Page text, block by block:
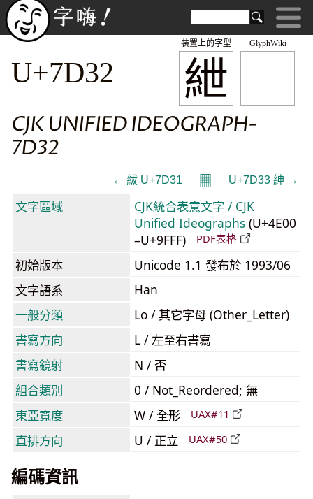
GlyphWiki
紲
裝置上的字型
U+7D32
CJK UNIFIED IDEOGRAPH-
7D32
← 紱 U+7D31 𝄜 U+7D33 紳 →
文字區域
CJK統合表意文字 / CJK
Unified Ideographs (U+4E00
–U+9FFF)
PDF表格
初始版本
Unicode 1.1 發布於 1993/06
文字語系
Han
一般分類
Lo / 其它字母 (Other_Letter)
書寫方向
L / 左至右書寫
書寫鏡射
N / 否
組合類別
0 / Not_Reordered; 無
東亞寬度
W / 全形 UAX#11
直排方向 U / 正立 UAX#50
編碼資訊